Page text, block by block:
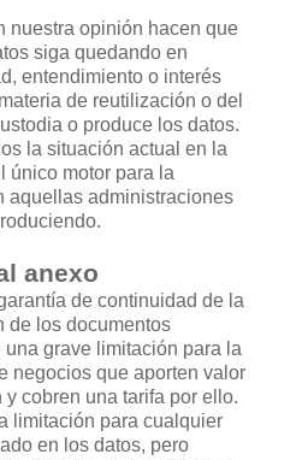
nuestra opinión hacen que
siga quedando en
entendimiento o interés
de reutilización o del
o produce los datos.
la situación actual en la
único motor para la
aquellas administraciones
anexo
de continuidad de la
de los documentos
grave limitación para la
negocios que aporten valor
cobren una tarifa por ello.
limitación para cualquier
en los datos, pero